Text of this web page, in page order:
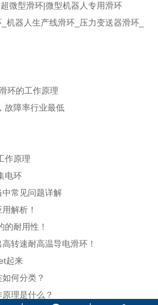
微型滑环|微型机器人专用滑环
机器人生产线滑环_压力变送器滑环_
环的工作原理
故障率行业最低
作原理
电环
常见问题详解
解析！
耐用性！
转速耐高温导电滑环！
起来
何分类？
理是什么？